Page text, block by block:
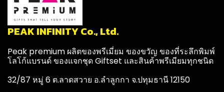
PEAK INFINITY Co., Ltd.
Peak premium ผลิตของพรีเมี่ยม ของขวัญ ของที่ระลึกพิมพ์
โลโก้แบรนด์ ของแจกชุด Giftset และสินค้าพรีเมียมทุกชนิด
32/87 หมู่ 6 ต.ลาดสวาย อ.ลำลูกกา จ.ปทุมธานี 12150